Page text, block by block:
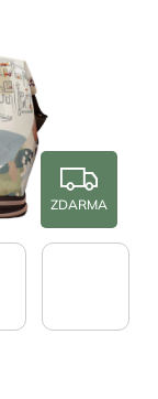
ZDARMA